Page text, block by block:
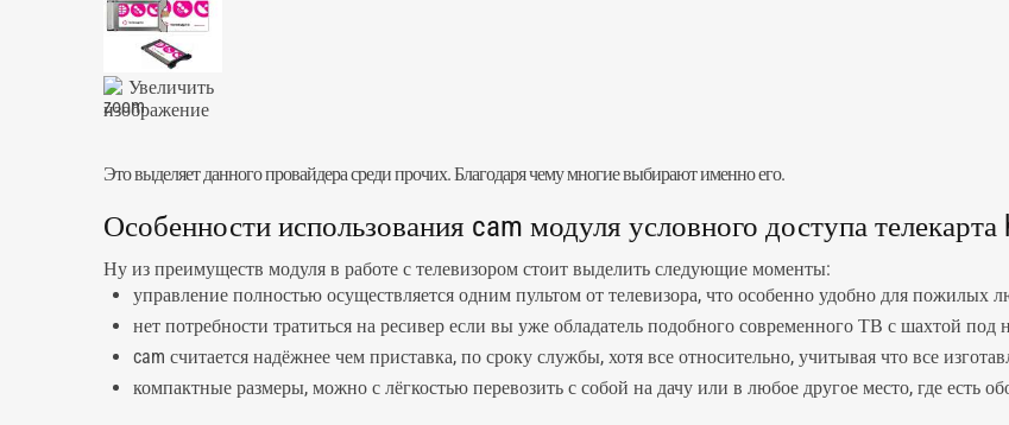
Увеличить
изображение
Это выделяет данного провайдера среди прочих. Благодаря чему многие выбирают именно его.
Особенности использования cam модуля условного доступа телекарта
Ну из преимуществ модуля в работе с телевизором стоит выделить следующие моменты:
управление полностью осуществляется одним пультом от телевизора, что особенно удобно для пожилых
нет потребности тратиться на ресивер если вы уже обладатель подобного современного ТВ с шахтой под
cam считается надёжнее чем приставка, по сроку службы, хотя все относительно, учитывая что все
компактные размеры, можно с лёгкостью перевозить с собой на дачу или в любое другое место, где есть